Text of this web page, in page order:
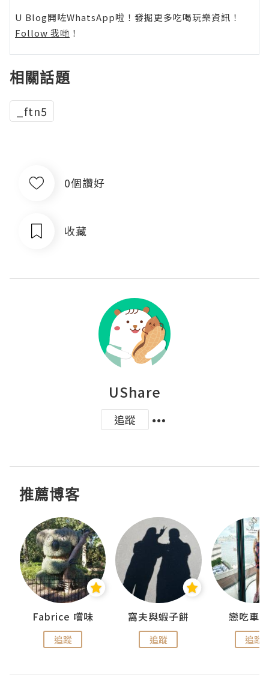
U Blog開咗WhatsApp啦！發掘更多吃喝玩樂資訊！
Follow 我哋 ！
相關話題
_ftn5
0個讚好
收藏
UShare
追蹤
推薦博客
Fabrice 嚐味
追蹤
窩夫與蝦子餅
追蹤
戀吃車
追蹤